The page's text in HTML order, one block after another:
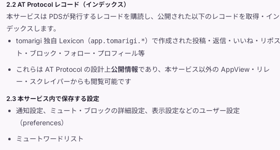
2.2 AT Protocol レコード（インデックス）
本サービスは PDSが発行するレコードを購読し、公開された以下のレコードを取得・イン
デックスします。
tomarigi 独自 Lexicon（app.tomarigi.*）で作成された投稿・返信・いいね・リポス
ト・ブロック・フォロー・プロフィール等
これらは AT Protocol の設計上公開情報であり、本サービス以外の AppView・リレ
ー・スクレイパーからも閲覧可能です
2.3 本サービス内で保存する設定
通知設定、ミュート・ブロックの詳細設定、表示設定などのユーザー設定
（preferences）
ミュートワードリスト